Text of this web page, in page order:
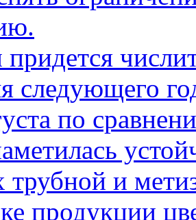
придется
следующего
по
трубной и
продукции